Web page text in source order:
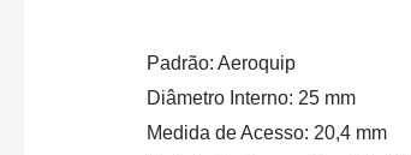
Padrão: Aeroquip
Diâmetro Interno: 25 mm
Medida de Acesso: 20,4 mm